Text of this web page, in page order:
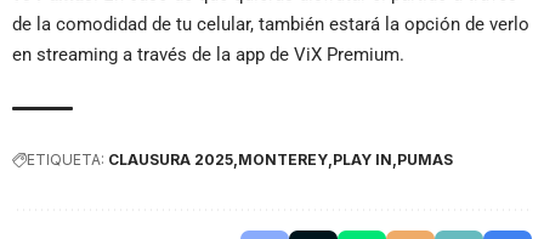
de la comodidad de tu celular, también estará la opción de verlo
en streaming a través de la app de ViX Premium.
ETIQUETA: CLAUSURA 2025 MONTEREY PLAY IN PUMAS